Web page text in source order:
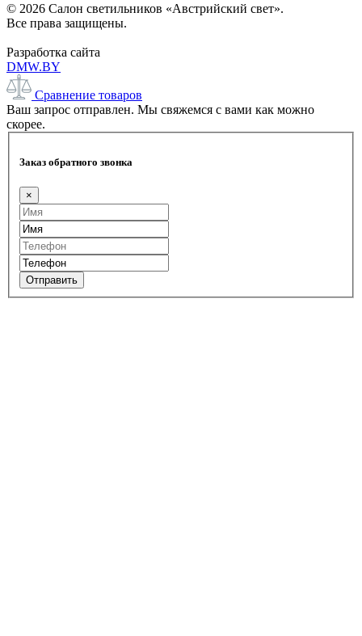
© 2026 Салон светильников «Австрийский свет».
Все права защищены.
Разработка сайта
DMW.BY
Сравнение товаров
Ваш запрос отправлен. Мы свяжемся с вами как можно
скорее.
Заказ обратного звонка
×
Отправить